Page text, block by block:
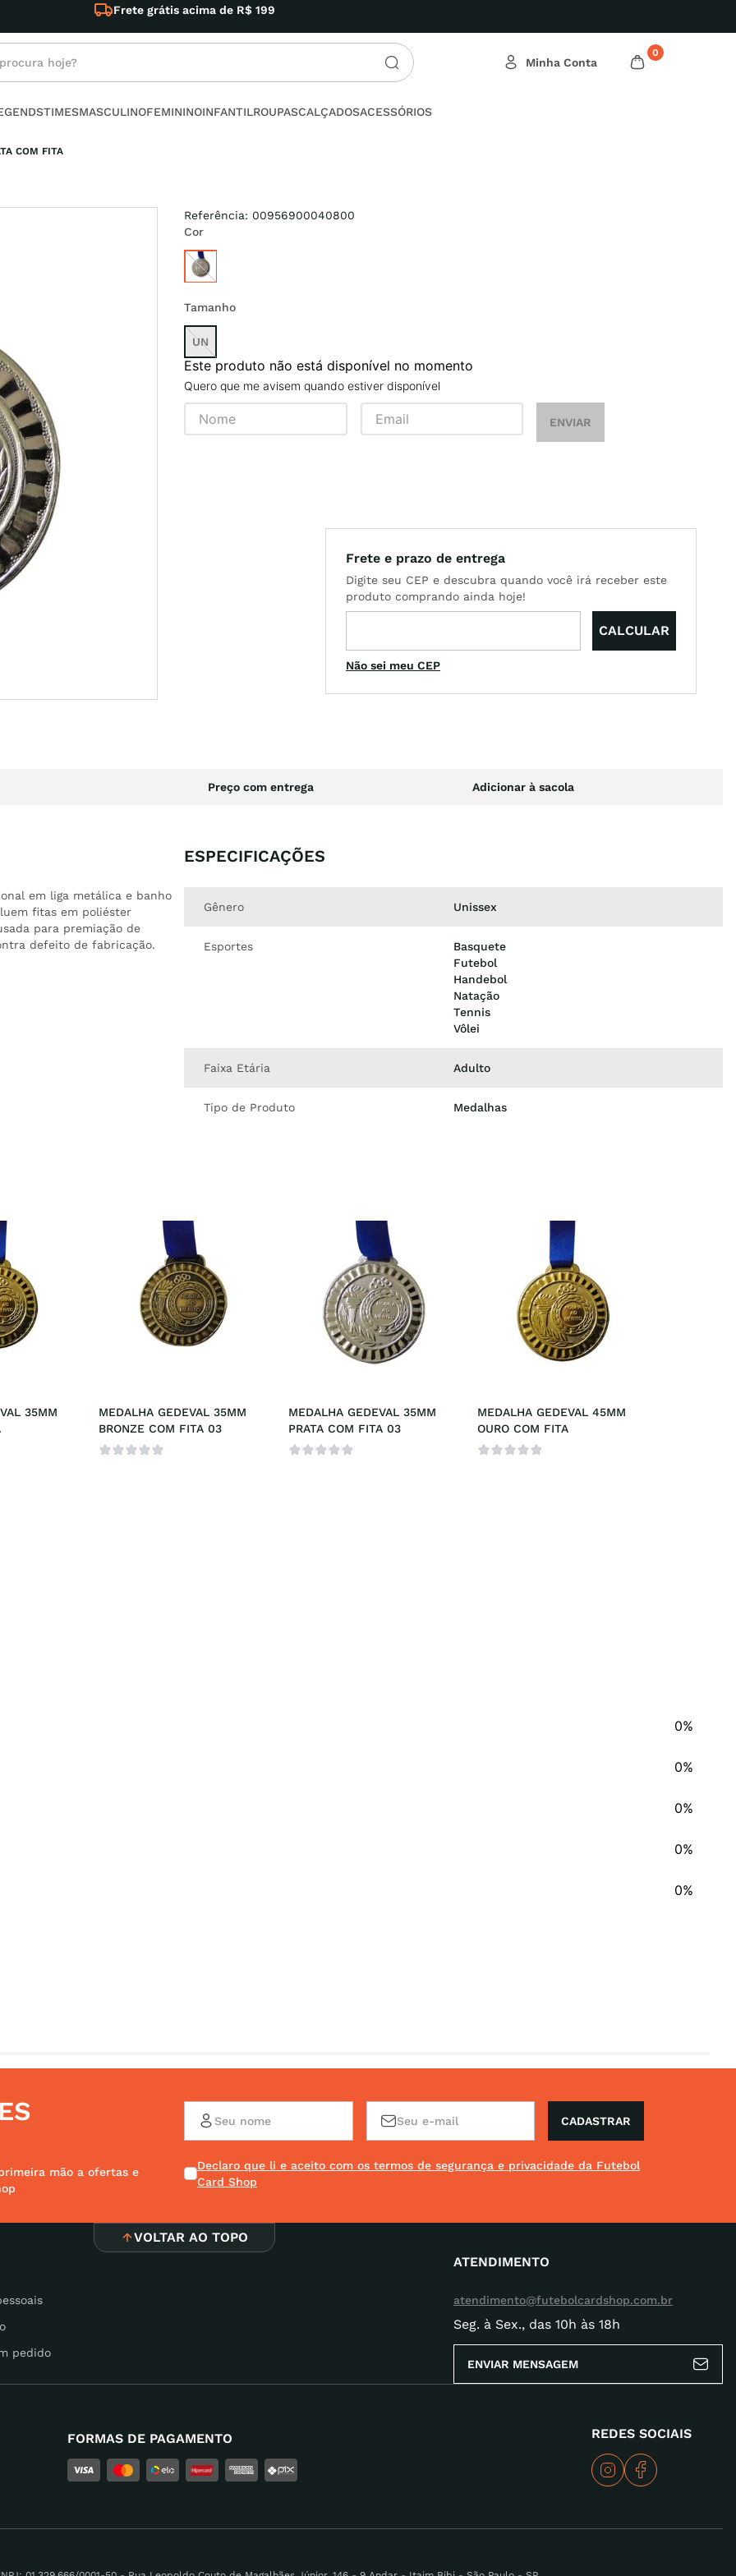
hoje? 0
TIMESMASCULINOFEMININOINFANTILROUPASCALÇADOSACESSÓRIOS
COM FITA
Referência: 00956900040800
Cor
Tamanho
UN
Este produto não está disponível no momento
Quero que me avisem quando estiver disponível
ENVIAR
Não sei meu CEP
Preço com entrega Adicionar à sacola
em liga metálica e banho
fitas em poliéster
para premiação de
defeito de fabricação.
ESPECIFICAÇÕES
Gênero Unissex
Esportes
Basquete
Futebol
Handebol
Natação
Tennis
Vôlei
Faixa Etária Adulto
Tipo de Produto Medalhas
35MM
MEDALHA GEDEVAL 35MM
BRONZE COM FITA 03
MEDALHA GEDEVAL 35MM
PRATA COM FITA 03
MEDALHA GEDEVAL 45MM
OURO COM FITA
0%
0%
0%
0%
0%
mão a ofertas e
CADASTRAR
Declaro que li e aceito com os termos de segurança e privacidade da Futebol
Card Shop
VOLTAR AO TOPO
pedido
ATENDIMENTO
atendimento@futebolcardshop.com.br
Seg. à Sex., das 10h às 18h
ENVIAR MENSAGEM
FORMAS DE PAGAMENTO REDES SOCIAIS
buscados